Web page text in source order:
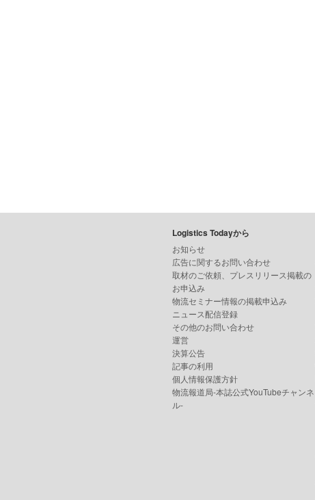
Logistics Todayから
お知らせ
広告に関するお問い合わせ
取材のご依頼、プレスリリース掲載の
お申込み
物流セミナー情報の掲載申込み
ニュース配信登録
その他のお問い合わせ
運営
決算公告
記事の利用
個人情報保護方針
物流報道局-本誌公式YouTubeチャンネ
ル-